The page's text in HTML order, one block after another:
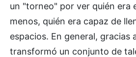
un "torneo" por ver quién era
menos, quién era capaz de
espacios. En general, gracias
transformó un conjunto de